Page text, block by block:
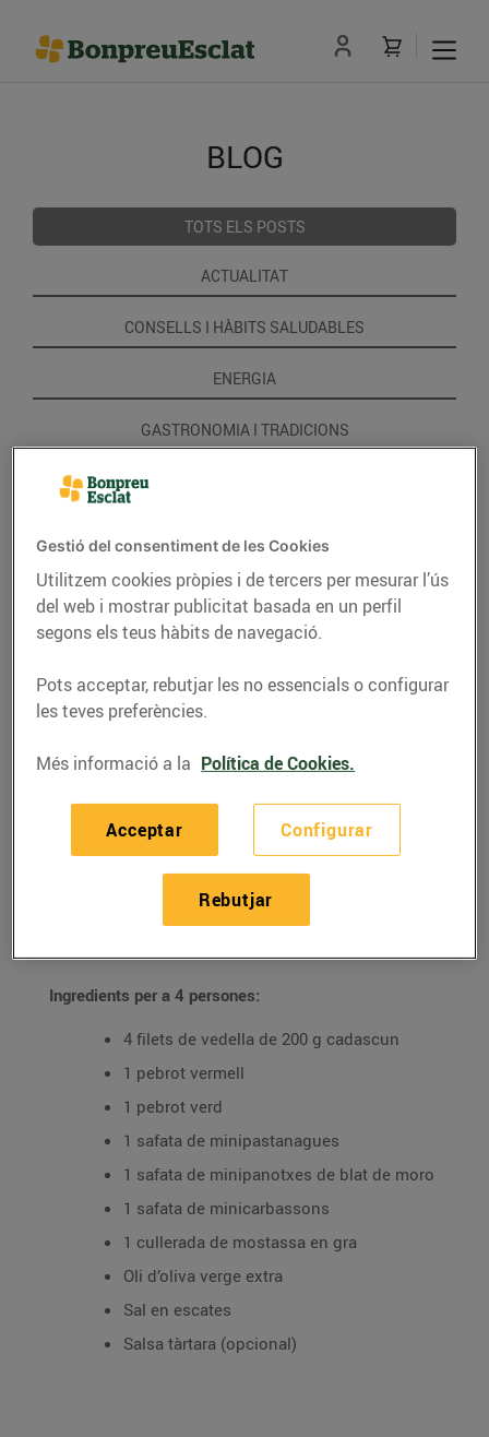
BLOG
TOTS ELS POSTS
ACTUALITAT
CONSELLS I HÀBITS SALUDABLES
ENERGIA
GASTRONOMIA I TRADICIONS
RECEPTES
Filet de vedella amb
verdures i mostassa
17/de setembre/2020
Ingredients per a 4 persones:
4 filets de vedella de 200 g cadascun
1 pebrot vermell
1 pebrot verd
1 safata de minipastanagues
1 safata de minipanotxes de blat de moro
1 safata de minicarbassons
1 cullerada de mostassa en gra
Oli d’oliva verge extra
Sal en escates
Salsa tàrtara (opcional)
Gestió del consentiment de les Cookies
Utilitzem cookies pròpies i de tercers per mesurar l’ús
del web i mostrar publicitat basada en un perfil
segons els teus hàbits de navegació.
Pots acceptar, rebutjar les no essencials o configurar
les teves preferències.
Més informació a la Política de Cookies.
Configurar
Rebutjar
Acceptar